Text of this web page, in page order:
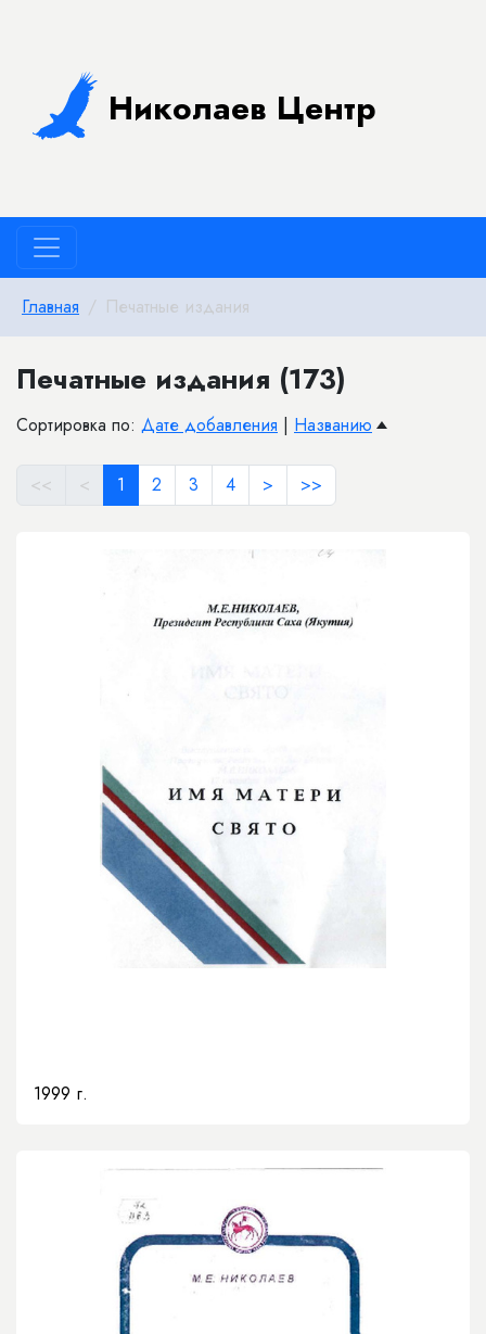
Николаев Центр
Главная Печатные издания
Печатные издания (173)
Сортировка по: Дате добавления | Названию
<< < 1 2 3 4 > >>
1999 г.